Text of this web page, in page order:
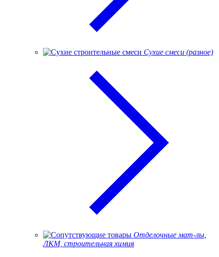
Сухие смеси (разное)
Отделочные мат-лы,
ЛКМ, строительная химия